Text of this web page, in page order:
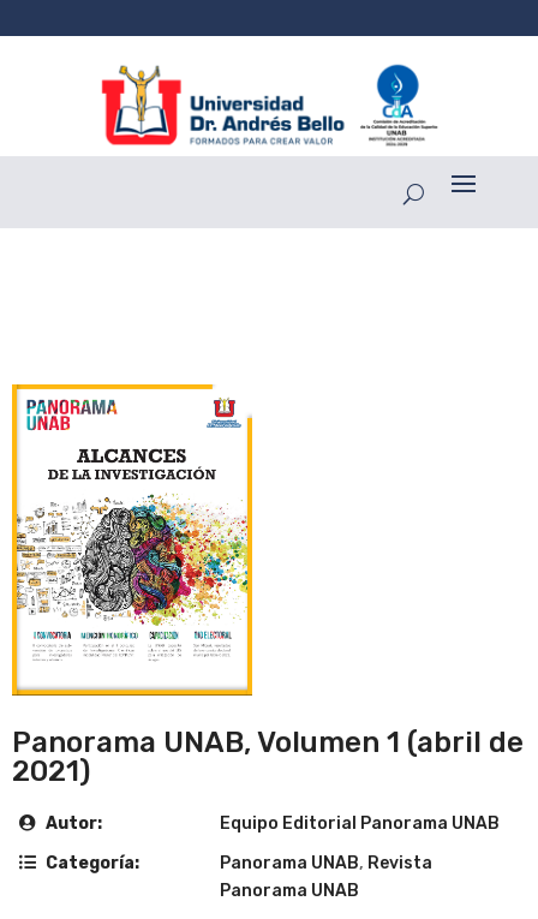
Panorama UNAB, Volumen 1 (abril de
2021)
Autor:
Equipo Editorial Panorama UNAB
Categoría:
Panorama UNAB, Revista
Panorama UNAB